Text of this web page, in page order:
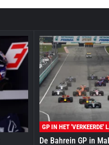
GP IN HET 'VERKEERDE'
De Bahrein GP in